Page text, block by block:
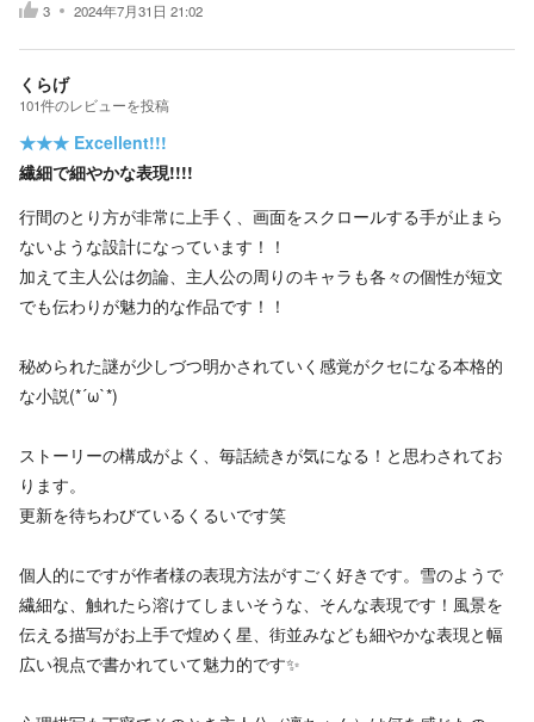
3 2024年7月31日 21:02
くらげ
101件のレビューを投稿
★★★ Excellent!!!
繊細で細やかな表現!!!!
行間のとり方が非常に上手く、画面をスクロールする手が止まら
ないような設計になっています！！
加えて主人公は勿論、主人公の周りのキャラも各々の個性が短文
でも伝わりが魅力的な作品です！！
秘められた謎が少しづつ明かされていく感覚がクセになる本格的
な小説(*´ω`*)
ストーリーの構成がよく、毎話続きが気になる！と思わされてお
ります。
更新を待ちわびているくるいです笑
個人的にですが作者様の表現方法がすごく好きです。雪のようで
繊細な、触れたら溶けてしまいそうな、そんな表現です！風景を
伝える描写がお上手で煌めく星、街並みなども細やかな表現と幅
広い視点で書かれていて魅力的です✨️